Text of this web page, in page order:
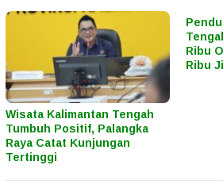
Wisata Kalimantan Tengah
Tumbuh Positif, Palangka
Raya Catat Kunjungan
Tertinggi
Ribu
Ribu